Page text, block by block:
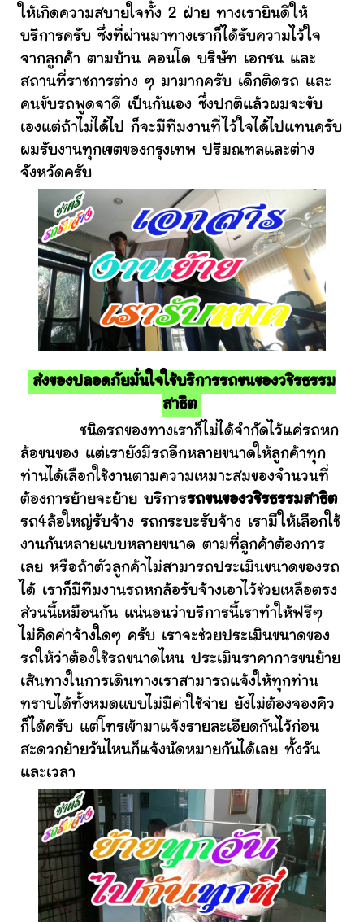
ให้เกิดความสบายใจทั้ง 2 ฝ่าย ทางเรายินดีให้
บริการครับ ซึ่งที่ผ่านมาทางเราก็ได้รับความไว้ใจ
จากลูกค้า ตามบ้าน คอนโด บริษัท เอกชน และ
สถานที่ราชการต่าง ๆ มามากครับ เด็กติดรถ และ
คนขับรถพูดจาดี เป็นกันเอง ซึ่งปกติแล้วผมจะขับ
เองแต่ถ้าไม่ได้ไป ก็จะมีทีมงานที่ไว้ใจได้ไปแทนครับ
ผมรับงานทุกเขตของกรุงเทพ ปริมณฑลและต่าง
จังหวัดครับ
ส่งของปลอดภัยมั่นใจใช้บริการรถขนของวชิรธรรม
สาธิต
ชนิดรถของทางเราก็ไม่ได้จำกัดไว้แค่รถหก
ล้อขนของ แต่เรายังมีรถอีกหลายขนาดให้ลูกค้าทุก
ท่านได้เลือกใช้งานตามความเหมาะสมของจำนวนที่
ต้องการย้ายจะย้าย บริการรถขนของวชิรธรรมสาธิต
รถ4ล้อใหญ่รับจ้าง รถกระบะรับจ้าง เรามีให้เลือกใช้
งานกันหลายแบบหลายขนาด ตามที่ลูกค้าต้องการ
เลย หรือถ้าตัวลูกค้าไม่สามารถประเมินขนาดของรถ
ได้ เราก็มีทีมงานรถหกล้อรับจ้างเอาไว้ช่วยเหลือตรง
ส่วนนี้เหมือนกัน แน่นอนว่าบริการนี้เราทำให้ฟรีๆ
ไม่คิดค่าจ้างใดๆ ครับ เราจะช่วยประเมินขนาดของ
รถให้ว่าต้องใช้รถขนาดไหน ประเมินราคาการขนย้าย
เส้นทางในการเดินทางเราสามารถแจ้งให้ทุกท่าน
ทราบได้ทั้งหมดแบบไม่มีค่าใช้จ่าย ยังไม่ต้องจองคิว
ก็ได้ครับ แต่โทรเข้ามาแจ้งรายละเอียดกันไว้ก่อน
สะดวกย้ายวันไหนก็แจ้งนัดหมายกันได้เลย ทั้งวัน
และเวลา